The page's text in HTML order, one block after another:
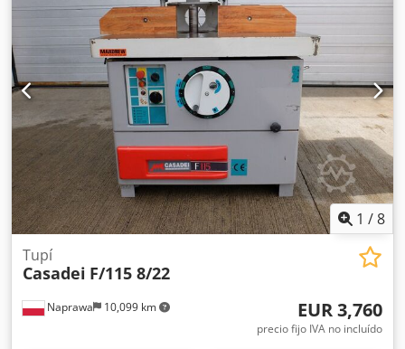
1 /8
Naprawa 10,099 km
Tupí
Casadei F/115 8/22
EUR 3,760
precio fijo IVA no incluído